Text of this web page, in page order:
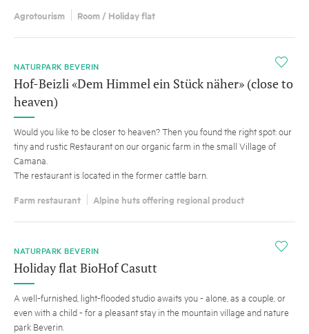
Agrotourism Room / Holiday flat
i
NATURPARK BEVERIN
Hof-Beizli «Dem Himmel ein Stück näher» (close to
heaven)
Would you like to be closer to heaven? Then you found the right spot: our
tiny and rustic Restaurant on our organic farm in the small Village of
Camana.
The restaurant is located in the former cattle barn.
Farm restaurant Alpine huts offering regional product
i
NATURPARK BEVERIN
Holiday flat BioHof Casutt
A well-furnished, light-flooded studio awaits you - alone, as a couple, or
even with a child - for a pleasant stay in the mountain village and nature
park Beverin.